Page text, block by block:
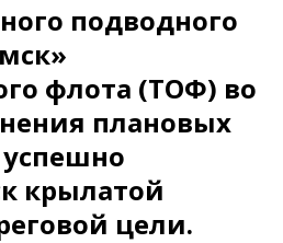
подводного
флота (ТОФ) во
плановых
крылатой
цели.